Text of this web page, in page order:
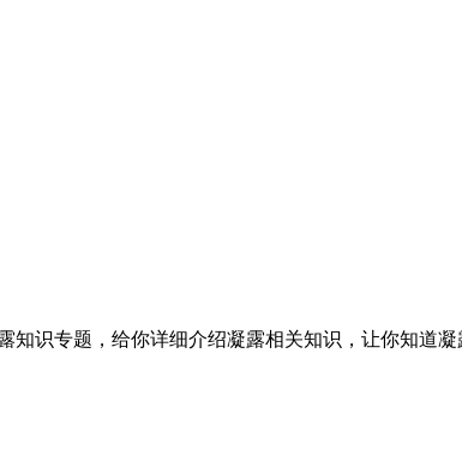
知识专题，给你详细介绍凝露相关知识，让你知道